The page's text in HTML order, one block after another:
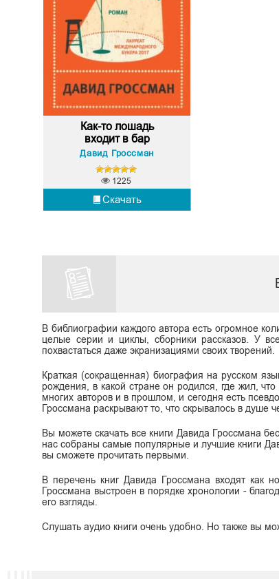
Как-то лошадь
входит в бар
Давид Гроссман
Скачать
1225
В библиографии каждого автора есть огромное
целые серии и циклы, сборники рассказов. У
похвастаться даже экранизациями своих творений.
Краткая (сокращенная) биография на русском
рождения, в какой стране он родился, где жил,
многих авторов и в прошлом, и сегодня есть
Гроссмана раскрывают то, что скрывалось в душе
Вы можете скачать все книги Давида Гроссмана
нас собраны самые популярные и лучшие книги
вы сможете прочитать первыми.
В перечень книг Давида Гроссмана входят как
Гроссмана выстроен в порядке хронологии -
его взгляды.
Слушать аудио книги очень удобно. Но также вы